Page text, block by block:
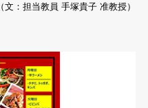
（文：担当教員 手塚貴子 准教授）